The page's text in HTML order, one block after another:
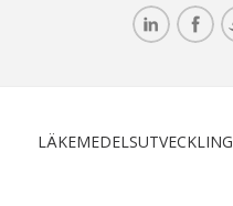
LÄKEMEDELSUTVECKLING